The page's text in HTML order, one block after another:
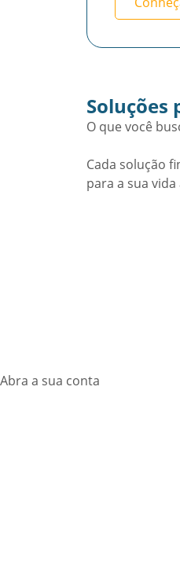
Soluções
O que você
Cada solução
para a sua
Abra a sua conta